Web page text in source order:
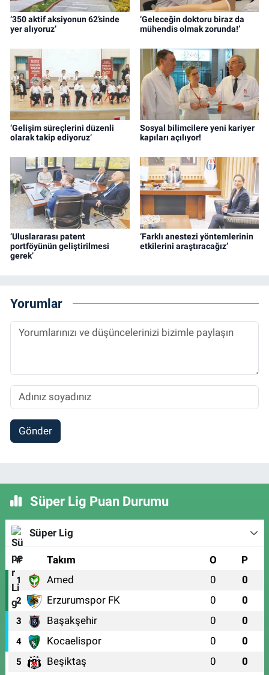
‘350 aktif aksiyonun 62’sinde
yer alıyoruz’
‘Geleceğin doktoru biraz da
mühendis olmak zorunda!’
‘Gelişim süreçlerini düzenli
olarak takip ediyoruz’
Sosyal bilimcilere yeni kariyer
kapıları açılıyor!
‘Uluslararası patent
portföyünün geliştirilmesi
gerek’
‘Farklı anestezi yöntemlerinin
etkilerini araştıracağız’
Yorumlar
Gönder
Süper Lig Puan Durumu
Süper Lig
# Takım O P
1 Amed 0 0
2 Erzurumspor FK 0 0
3 Başakşehir 0 0
4 Kocaelispor 0 0
5 Beşiktaş 0 0